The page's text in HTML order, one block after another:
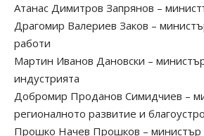
Атанас Димитров Запрянов –
Драгомир Валериев Заков –
работи
Мартин Иванов Дановски –
индустрията
Добромир Проданов Симидчиев –
регионалното развитие и
Прошко Начев Прошков – министър